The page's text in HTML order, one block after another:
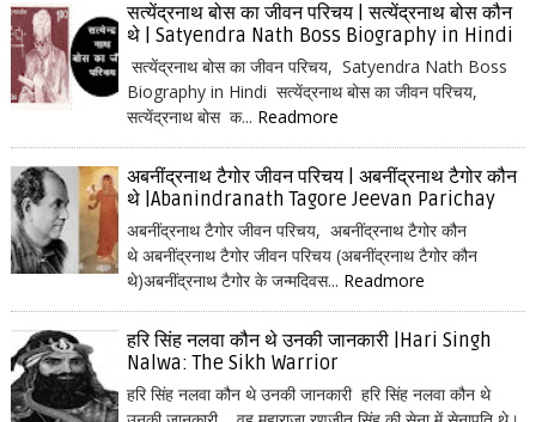
सत्येंद्रनाथ बोस का जीवन परिचय | सत्येंद्रनाथ बोस कौन
थे | Satyendra Nath Boss Biography in Hindi
सत्येंद्रनाथ बोस का जीवन परिचय, Satyendra Nath Boss
Biography in Hindi सत्येंद्रनाथ बोस का जीवन परिचय,
सत्येंद्रनाथ बोस क... Readmore
अबनींद्रनाथ टैगोर जीवन परिचय | अबनींद्रनाथ टैगोर कौन
थे |Abanindranath Tagore Jeevan Parichay
अबनींद्रनाथ टैगोर जीवन परिचय, अबनींद्रनाथ टैगोर कौन
थे अबनींद्रनाथ टैगोर जीवन परिचय (अबनींद्रनाथ टैगोर कौन
थे)अबनींद्रनाथ टैगोर के जन्मदिवस... Readmore
हरि सिंह नलवा कौन थे उनकी जानकारी |Hari Singh
Nalwa: The Sikh Warrior
हरि सिंह नलवा कौन थे उनकी जानकारी हरि सिंह नलवा कौन थे